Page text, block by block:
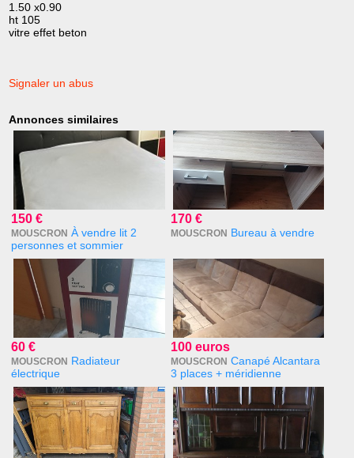
1.50 x0.90
ht 105
vitre effet beton
Signaler un abus
Annonces similaires
150 €
MOUSCRON À vendre lit 2
personnes et sommier
170 €
MOUSCRON Bureau à vendre
60 €
MOUSCRON Radiateur
électrique
100 euros
MOUSCRON Canapé Alcantara
3 places + méridienne